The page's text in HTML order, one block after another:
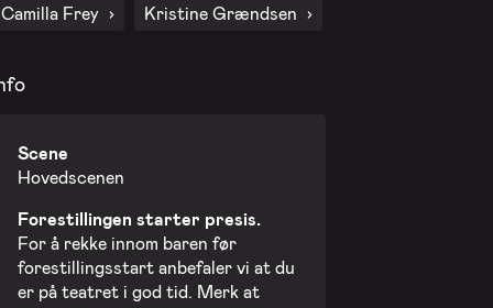
Camilla Frey Kristine Grændsen
Scene
Hovedscenen
Forestillingen starter presis.
For å rekke innom baren før
forestillingsstart anbefaler vi at du
er på teatret i god tid. Merk at